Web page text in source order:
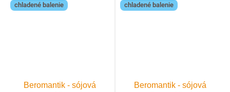
chladené balenie
Beromantik - sójová
chladené balenie
Beromantik - sójová